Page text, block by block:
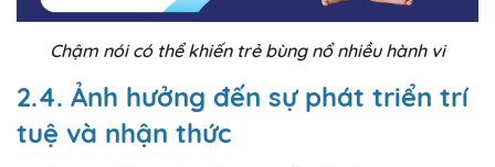
Chậm nói có thể khiến trẻ bùng nổ nhiều hành vi
2.4. Ảnh hưởng đến sự phát triển trí
tuệ và nhận thức